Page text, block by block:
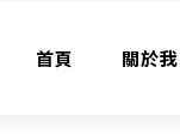
首頁 關於